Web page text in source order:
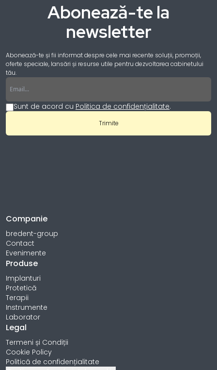
Abonează-te la
newsletter
Abonează-te și fii informat despre cele mai recente soluții, promoții,
oferte speciale, lansări și resurse utile pentru dezvoltarea cabinetului
tău.
Email
Sunt de acord cu Politica de confidențialitate.
Trimite
Companie
bredent-group
Contact
Evenimente
Produse
Implanturi
Protetică
Terapii
Instrumente
Laborator
Legal
Termeni și Condiții
Cookie Policy
Politică de confidențialitate